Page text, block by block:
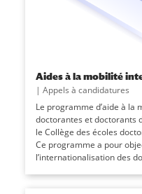
Aides à la mobilité
| Appels à candidatures
Le programme d’aide à la
doctorantes et doctorants
le Collège des écoles
Ce programme a pour
l’internationalisation des